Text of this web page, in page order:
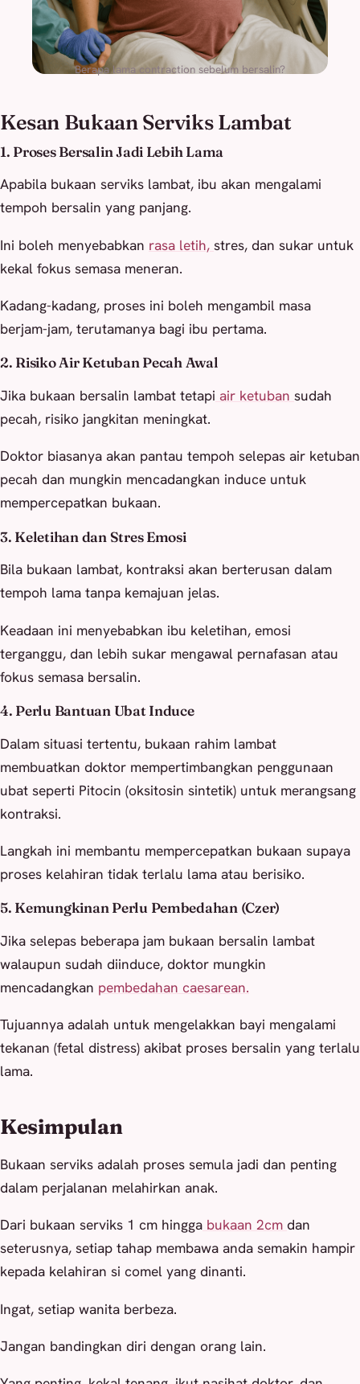
Berapa lama contraction sebelum bersalin?
Kesan Bukaan Serviks Lambat
1. Proses Bersalin Jadi Lebih Lama
Apabila bukaan serviks lambat, ibu akan mengalami
tempoh bersalin yang panjang.
Ini boleh menyebabkan rasa letih, stres, dan sukar untuk
kekal fokus semasa meneran.
Kadang-kadang, proses ini boleh mengambil masa
berjam-jam, terutamanya bagi ibu pertama.
2. Risiko Air Ketuban Pecah Awal
Jika bukaan bersalin lambat tetapi air ketuban sudah
pecah, risiko jangkitan meningkat.
Doktor biasanya akan pantau tempoh selepas air ketuban
pecah dan mungkin mencadangkan induce untuk
mempercepatkan bukaan.
3. Keletihan dan Stres Emosi
Bila bukaan lambat, kontraksi akan berterusan dalam
tempoh lama tanpa kemajuan jelas.
Keadaan ini menyebabkan ibu keletihan, emosi
terganggu, dan lebih sukar mengawal pernafasan atau
fokus semasa bersalin.
4. Perlu Bantuan Ubat Induce
Dalam situasi tertentu, bukaan rahim lambat
membuatkan doktor mempertimbangkan penggunaan
ubat seperti Pitocin (oksitosin sintetik) untuk merangsang
kontraksi.
Langkah ini membantu mempercepatkan bukaan supaya
proses kelahiran tidak terlalu lama atau berisiko.
5. Kemungkinan Perlu Pembedahan (Czer)
Jika selepas beberapa jam bukaan bersalin lambat
walaupun sudah diinduce, doktor mungkin
mencadangkan pembedahan caesarean.
Tujuannya adalah untuk mengelakkan bayi mengalami
tekanan (fetal distress) akibat proses bersalin yang terlalu
lama.
Kesimpulan
Bukaan serviks adalah proses semula jadi dan penting
dalam perjalanan melahirkan anak.
Dari bukaan serviks 1 cm hingga bukaan 2cm dan
seterusnya, setiap tahap membawa anda semakin hampir
kepada kelahiran si comel yang dinanti.
Ingat, setiap wanita berbeza.
Jangan bandingkan diri dengan orang lain.